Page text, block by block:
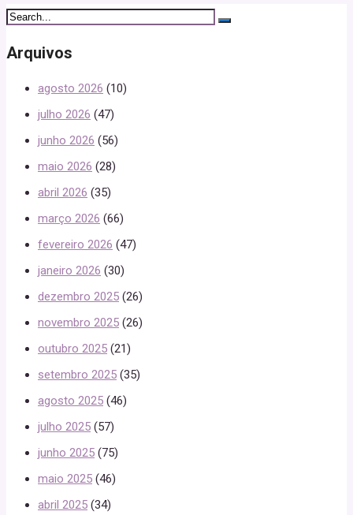
Arquivos
agosto 2026 (10)
julho 2026 (47)
junho 2026 (56)
maio 2026 (28)
abril 2026 (35)
março 2026 (66)
fevereiro 2026 (47)
janeiro 2026 (30)
dezembro 2025 (26)
novembro 2025 (26)
outubro 2025 (21)
setembro 2025 (35)
agosto 2025 (46)
julho 2025 (57)
junho 2025 (75)
maio 2025 (46)
abril 2025 (34)